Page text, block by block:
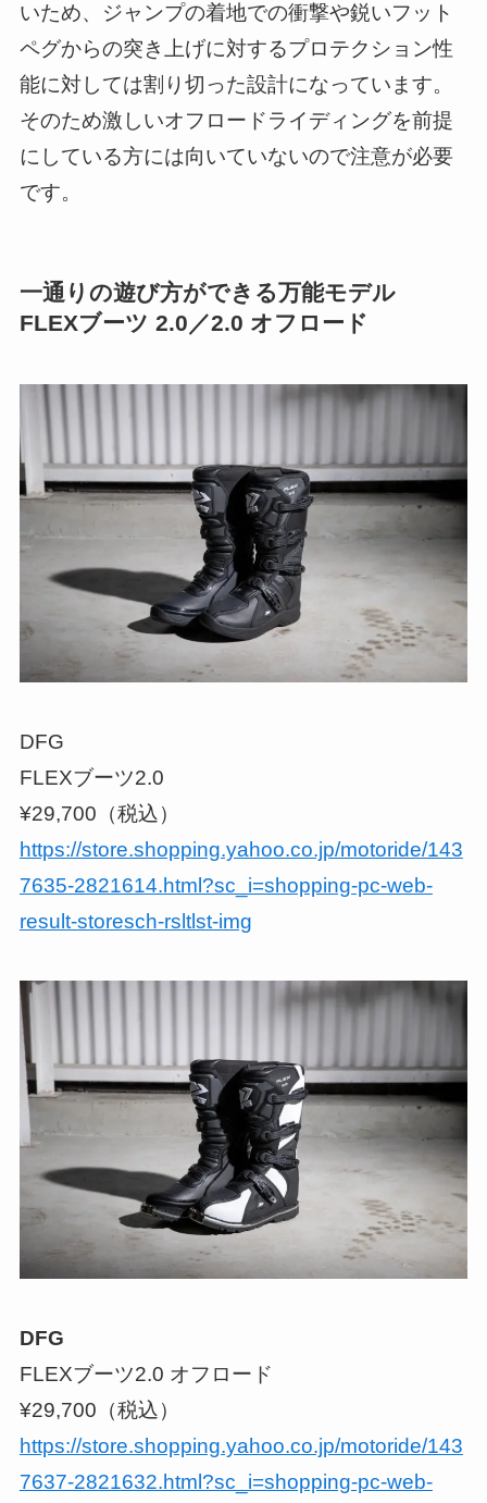
いため、ジャンプの着地での衝撃や鋭いフット
ペグからの突き上げに対するプロテクション性
能に対しては割り切った設計になっています。
そのため激しいオフロードライディングを前提
にしている方には向いていないので注意が必要
です。
一通りの遊び方ができる万能モデル
FLEXブーツ 2.0／2.0 オフロード
DFG
FLEXブーツ2.0
¥29,700（税込）
https://store.shopping.yahoo.co.jp/motoride/143
7635-2821614.html?sc_i=shopping-pc-web-
result-storesch-rsltlst-img
DFG
FLEXブーツ2.0 オフロード
¥29,700（税込）
https://store.shopping.yahoo.co.jp/motoride/143
7637-2821632.html?sc_i=shopping-pc-web-